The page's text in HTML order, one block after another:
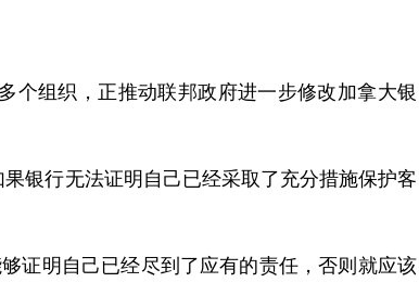
个组织，正推动联邦政府进一步修改加拿大银
银行无法证明自己已经采取了充分措施保护客
明自己已经尽到了应有的责任，否则就应该